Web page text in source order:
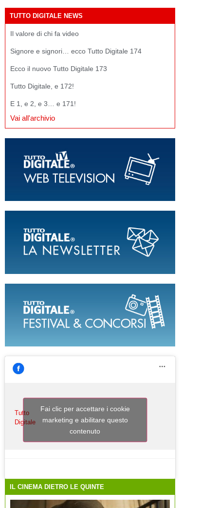
TUTTO DIGITALE NEWS
Il valore di chi fa video
Signore e signori… ecco Tutto Digitale 174
Ecco il nuovo Tutto Digitale 173
Tutto Digitale, e 172!
E 1, e 2, e 3… e 171!
Vai all'archivio
Tutto
Digitale
Fai clic per accettare i cookie
marketing e abilitare questo
contenuto
IL CINEMA DIETRO LE QUINTE